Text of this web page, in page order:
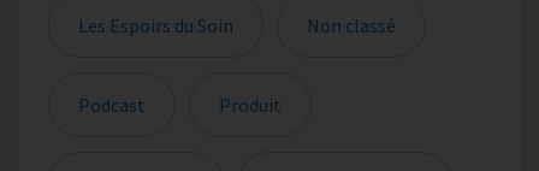
Les Espoirs du Soin Non classé
Podcast Produit